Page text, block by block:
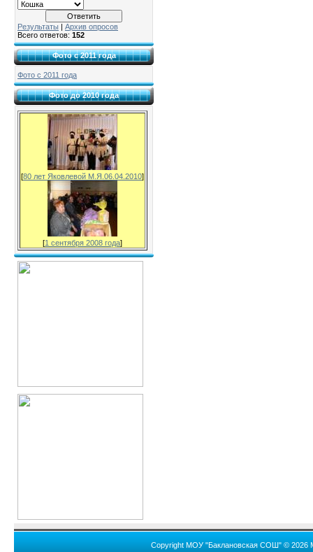
Результаты
Архив опросов
Всего ответов: 152
Фото с 2011 года
Фото с 2011 года
Фото до 2010 года
[80 лет Яковлевой М.Я.06.04.2010]
[1 сентября 2008 года]
Copyright МОУ "Баклановская СОШ" © 2026